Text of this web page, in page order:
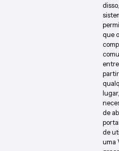
que
de
de
uma